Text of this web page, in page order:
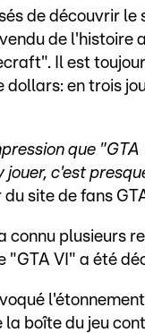
de découvrir le
de l'histoire
Il est
en trois
que
jouer, c'est
site de fans
connu plusieurs
VI" a été
la boîte du jeu